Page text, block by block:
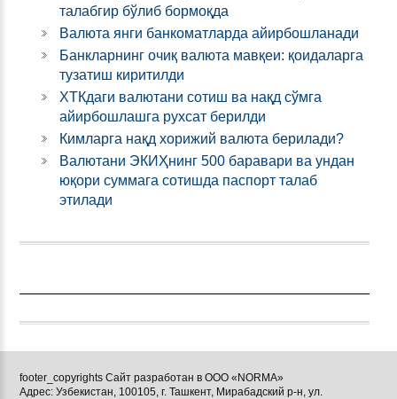
талабгир бўлиб бормоқда
Валюта янги банкоматларда айирбошланади
Банкларнинг очиқ валюта мавқеи: қоидаларга
тузатиш киритилди
ХТКдаги валютани сотиш ва нақд сўмга
айирбошлашга рухсат берилди
Кимларга нақд хорижий валюта берилади?
Валютани ЭКИҲнинг 500 баравари ва ундан
юқори суммага сотишда паспорт талаб
этилади
footer_copyrights Сайт разработан в ООО «NORMA»
Адрес: Узбекистан, 100105, г. Ташкент, Мирабадский р-н, ул.